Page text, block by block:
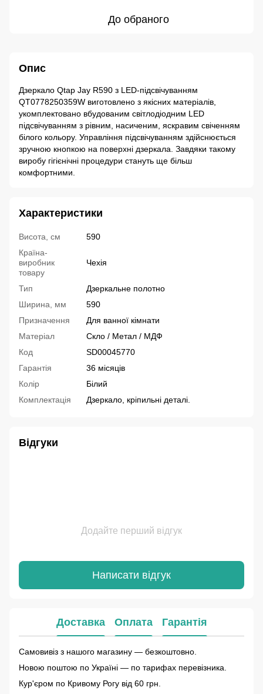
До обраного
Опис
Дзеркало Qtap Jay R590 з LED-підсвічуванням
QT0778250359W виготовлено з якісних матеріалів,
укомплектовано вбудованим світлодіодним LED
підсвічуванням з рівним, насиченим, яскравим свіченням
білого кольору. Управління підсвічуванням здійснюється
зручною кнопкою на поверхні дзеркала. Завдяки такому
виробу гігієнічні процедури стануть ще більш
комфортними.
Характеристики
Висота, см
590
Країна-
виробник
товару
Чехія
Тип
Дзеркальне полотно
Ширина, мм
590
Призначення
Для ванної кімнати
Матеріал
Скло / Метал / МДФ
Код
SD00045770
Гарантія
36 місяців
Колір
Білий
Комплектація
Дзеркало, кріпильні деталі.
Відгуки
Додайте перший відгук
Написати відгук
Доставка Оплата Гарантія
Самовивіз з нашого магазину — безкоштовно.
Новою поштою по Україні — по тарифах перевізника.
Кур'єром по Кривому Рогу від 60 грн.